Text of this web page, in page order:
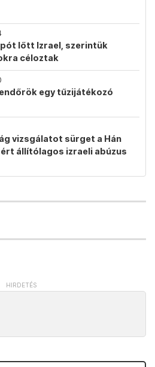
lőtt Izrael, szerintük
céloztak
egy tűzijátékozó
vizsgálatot sürget a Hán
állítólagos izraeli abúzus